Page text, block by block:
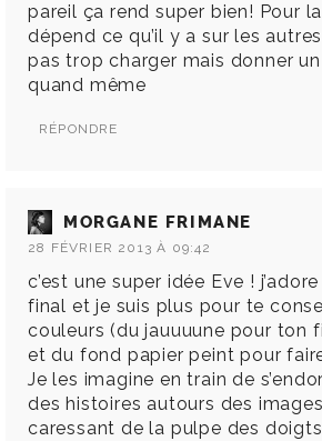
pareil ça rend super bien! Pour
dépend ce qu’il y a sur les
pas trop charger mais donner
quand même
RÉPONDRE
MORGANE FRIMANE
28 FÉVRIER 2013 À 09:42
c’est une super idée Eve !
final et je suis plus pour te
couleurs (du jauuuune pour ton
et du fond papier peint pour
Je les imagine en train de
des histoires autours des
caressant de la pulpe des